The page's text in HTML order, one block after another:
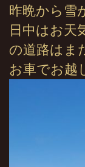
昨晩から雪
日中はお天
の道路はま
お車でお越